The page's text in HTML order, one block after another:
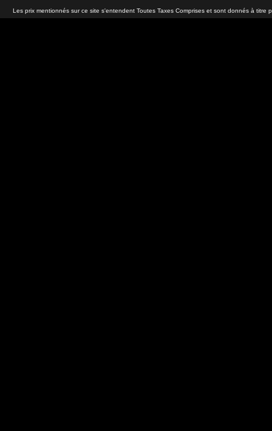
Les prix mentionnés sur ce site s'entendent Toutes Taxes Comprises et sont donnés à